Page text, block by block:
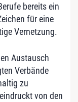
bereits ein
für eine
Vernetzung.
Austausch
Verbände
zu
von den